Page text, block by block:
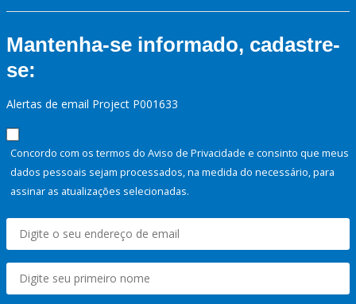
Mantenha-se informado, cadastre-
se:
Alertas de email Project P001633
Concordo com os termos do Aviso de Privacidade e consinto que meus
dados pessoais sejam processados, na medida do necessário, para
assinar as atualizações selecionadas.